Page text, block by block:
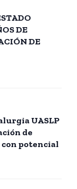
DE
DE
UASLP
de
potencial